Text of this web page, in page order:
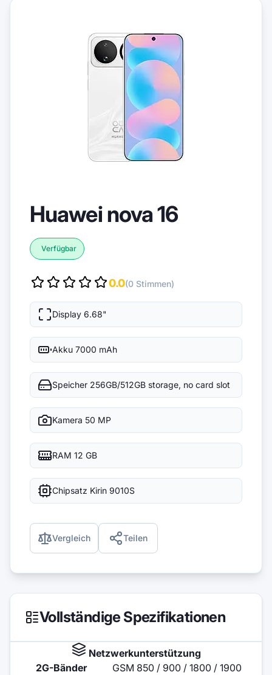
Huawei nova 16
Verfügbar
0.0(0 Stimmen)
Display 6.68"
Akku 7000 mAh
Speicher 256GB/512GB storage, no card slot
Kamera 50 MP
RAM 12 GB
Chipsatz Kirin 9010S
Vergleich Teilen
Vollständige Spezifikationen
Netzwerkunterstützung
2G-Bänder
GSM 850 / 900 / 1800 / 1900